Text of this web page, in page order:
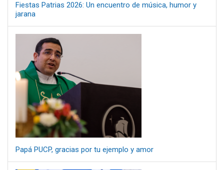
Fiestas Patrias 2026: Un encuentro de música, humor y
jarana
Papá PUCP, gracias por tu ejemplo y amor